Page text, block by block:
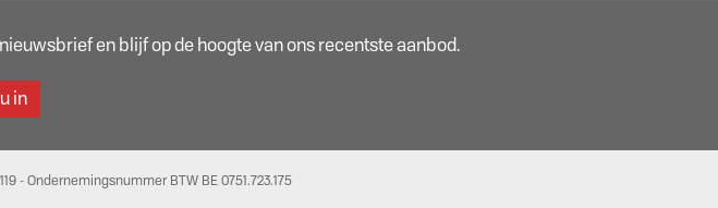
en blijf op de hoogte van ons recentste aanbod.
in
- Ondernemingsnummer BTW BE 0751.723.175